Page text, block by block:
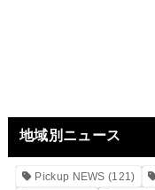
地域別ニュース
Pickup NEWS (121)